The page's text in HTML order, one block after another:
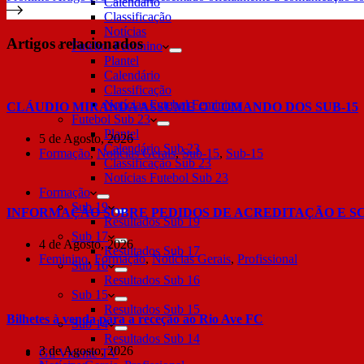
Classificação
Notícias
Futebol Feminino
Plantel
Calendário
Classificação
Notícias Futebol Feminino
Futebol Sub 23
Plantel
Calendário Sub 23
Classificação Sub 23
Notícias Futebol Sub 23
Formação
Sub 19
Resultados Sub 19
Sub 17
Resultados Sub 17
Sub 16
Resultados Sub 16
Sub 15
Resultados Sub 15
Sub 14
Resultados Sub 14
Gil Vicente TV
Artigos relacionados
CLÁUDIO MIRANDA ASSUME O COMANDO DOS SUB-15
5 de Agosto, 2026
Formação,Notícias Gerais,Sub-15, Sub-15
INFORMAÇÃO SOBRE PEDIDOS DE ACREDITAÇÃO E
4 de Agosto, 2026
Feminino, Formação,Notícias Gerais, Profissional
Bilhetes à venda para a receção ao Rio Ave FC
3 de Agosto, 2026